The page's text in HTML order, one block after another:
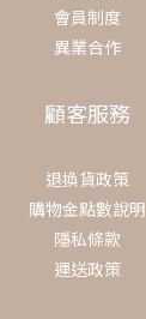
會員制度
異業合作
顧客服務
退換貨政策
購物金點數說明
隱私條款
運送政策